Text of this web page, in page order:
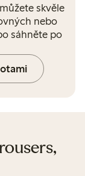
skvěle
nebo
sáhněte po